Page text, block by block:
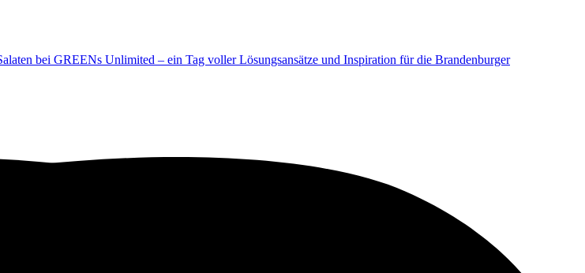
bei GREENs Unlimited – ein Tag voller Lösungsansätze und Inspiration für die Brandenburger